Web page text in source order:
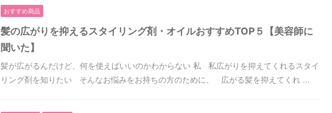
おすすめ商品
髪の広がりを抑えるスタイリング剤・オイルおすすめTOP５【美容師に
聞いた】
髪が広がるんだけど、何を使えばいいのかわからない 私 私広がりを抑えてくれるスタイ
リング剤を知りたい そんなお悩みをお持ちの方のために、 広がる髪を抑えてくれ ...